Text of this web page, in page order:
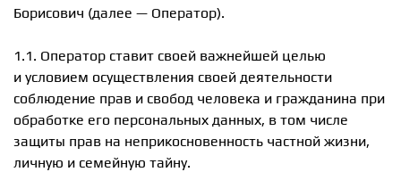
Борисович (далее — Оператор).
1.1. Оператор ставит своей важнейшей целью
и условием осуществления своей деятельности
соблюдение прав и свобод человека и гражданина при
обработке его персональных данных, в том числе
защиты прав на неприкосновенность частной жизни,
личную и семейную тайну.